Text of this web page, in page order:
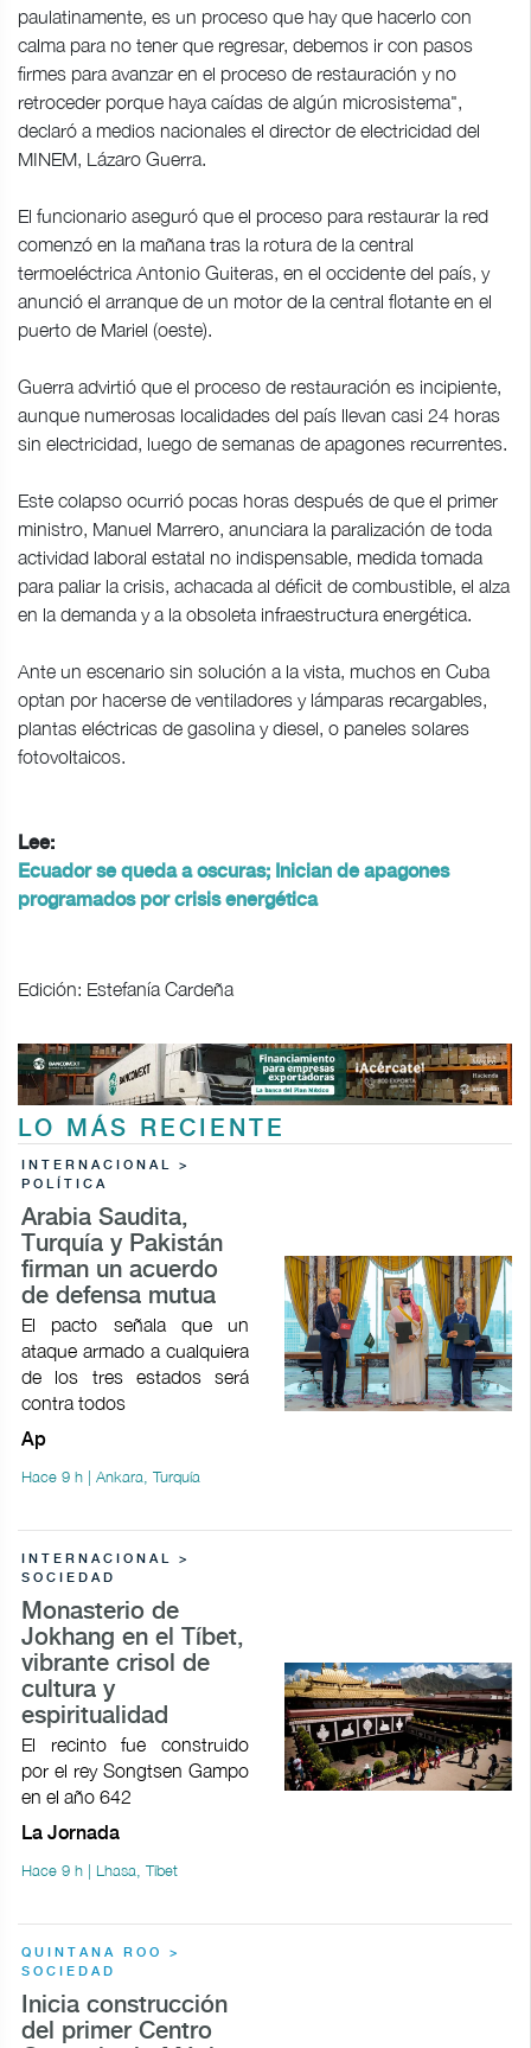
paulatinamente, es un proceso que hay que hacerlo con
calma para no tener que regresar, debemos ir con pasos
firmes para avanzar en el proceso de restauración y no
retroceder porque haya caídas de algún microsistema",
declaró a medios nacionales el director de electricidad del
MINEM, Lázaro Guerra.
El funcionario aseguró que el proceso para restaurar la red
comenzó en la mañana tras la rotura de la central
termoeléctrica Antonio Guiteras, en el occidente del país, y
anunció el arranque de un motor de la central flotante en el
puerto de Mariel (oeste).
Guerra advirtió que el proceso de restauración es incipiente,
aunque numerosas localidades del país llevan casi 24 horas
sin electricidad, luego de semanas de apagones recurrentes.
Este colapso ocurrió pocas horas después de que el primer
ministro, Manuel Marrero, anunciara la paralización de toda
actividad laboral estatal no indispensable, medida tomada
para paliar la crisis, achacada al déficit de combustible, el alza
en la demanda y a la obsoleta infraestructura energética.
Ante un escenario sin solución a la vista, muchos en Cuba
optan por hacerse de ventiladores y lámparas recargables,
plantas eléctricas de gasolina y diesel, o paneles solares
fotovoltaicos.
Lee:
Ecuador se queda a oscuras; Inician de apagones
programados por crisis energética
Edición: Estefanía Cardeña
LO MÁS RECIENTE
INTERNACIONAL >
POLÍTICA
Arabia Saudita,
Turquía y Pakistán
firman un acuerdo
de defensa mutua
El pacto señala que un
ataque armado a cualquiera
de los tres estados será
contra todos
Ap
Hace 9 h | Ankara, Turquía
INTERNACIONAL >
SOCIEDAD
Monasterio de
Jokhang en el Tíbet,
vibrante crisol de
cultura y
espiritualidad
El recinto fue construido
por el rey Songtsen Gampo
en el año 642
La Jornada
Hace 9 h | Lhasa, Tíbet
QUINTANA ROO >
SOCIEDAD
Inicia construcción
del primer Centro